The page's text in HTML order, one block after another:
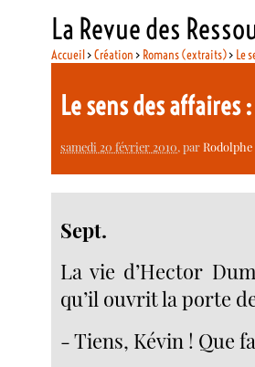
La Revue des
Accueil>Création > Romans (extraits)> Le
Le sens des affaires
samedi 20 février 2010, par
Sept.
La vie d’Hector
qu’il ouvrit la porte
- Tiens, Kévin ! Que